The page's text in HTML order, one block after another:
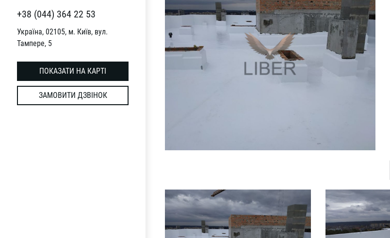
+38 (044) 364 22 53
Україна, 02105, м. Київ, вул.
Тампере, 5
ПОКАЗАТИ НА КАРТІ
ЗАМОВИТИ ДЗВІНОК